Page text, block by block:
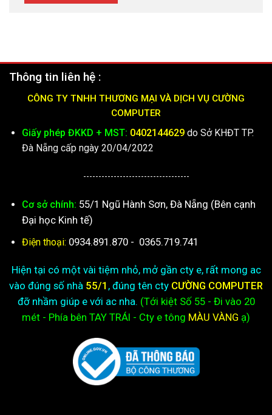
Thông tin liên hệ :
CÔNG TY TNHH THƯƠNG MẠI VÀ DỊCH VỤ CƯỜNG
COMPUTER
Giấy phép ĐKKD + MST: 0402144629do Sở KHĐT TP.
Đà Nẵng cấp ngày 20/04/2022
-----------------------------------
Cơ sở chính: 55/1 Ngũ Hành Sơn, Đà Nẵng (Bên cạnh
Đại học Kinh tế)
Điện thoại: 0934.891.870 - 0365.719.741
Hiện tại có một vài tiệm nhỏ, mở gần cty e, rất mong ac
vào đúng số nhà 55/1 , đúng tên cty CƯỜNG COMPUTER
đỡ nhầm giúp e với ac nha. (Tới kiệtSố 55 - Đi vào 20
mét - Phía bên TAY TRÁI - Cty e tông MÀU VÀNG ạ)